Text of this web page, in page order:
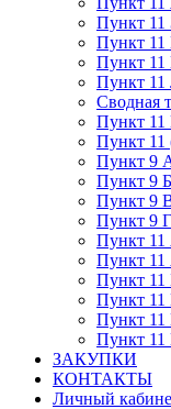
Пункт 11
Пункт 11
Пункт 11
Пункт 11
Сводная
Пункт
Пункт 11
Пункт 9
Пункт 9 Б
Пункт 9
Пункт 9 Г
Пункт 11
Пункт 11
Пункт 11
Пункт 11
Пункт 11
Пункт 11
ЗАКУПКИ
КОНТАКТЫ
Личный